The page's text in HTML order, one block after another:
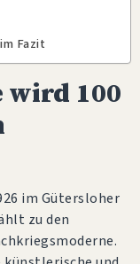
Fazit
wird 100
im Gütersloher
zu den